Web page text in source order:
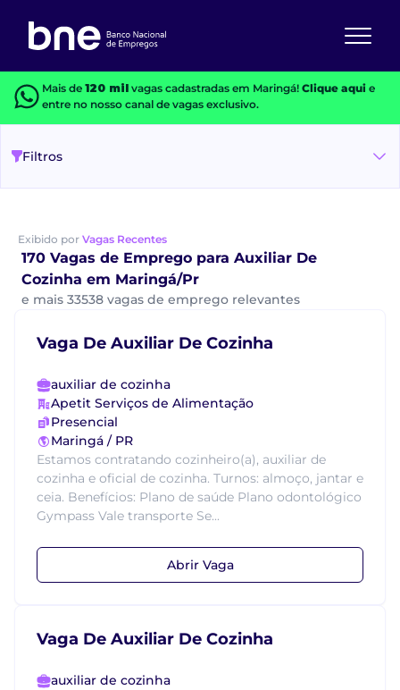
Mais de 120 milvagas cadastradas em Maringá! Clique aquie
entre no nosso canal de vagas exclusivo.
Filtros
Exibido por Vagas Recentes
170 Vagas de Emprego para Auxiliar De
Cozinha em Maringá/Pr
e mais 33538 vagas de emprego relevantes
Vaga De Auxiliar De Cozinha
auxiliar de cozinha
Apetit Serviços de Alimentação
Presencial
Maringá / PR
Estamos contratando cozinheiro(a), auxiliar de
cozinha e oficial de cozinha. Turnos: almoço, jantar e
ceia. Benefícios: Plano de saúde Plano odontológico
Gympass Vale transporte Se...
Abrir Vaga
Vaga De Auxiliar De Cozinha
auxiliar de cozinha